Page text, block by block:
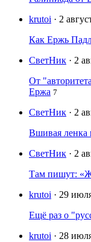
krutoi · 2
Как Ержь
СветНик · 2
От
Ержа 7
СветНик · 2
Вшивая ленка
СветНик · 2
Там пишут:
krutoi · 29
Ещё раз о
krutoi · 28